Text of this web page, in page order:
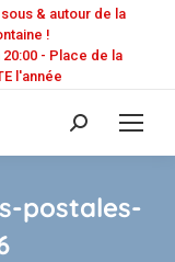
& autour de la
!
- Place de la
l'année
Recherche
:
postales-